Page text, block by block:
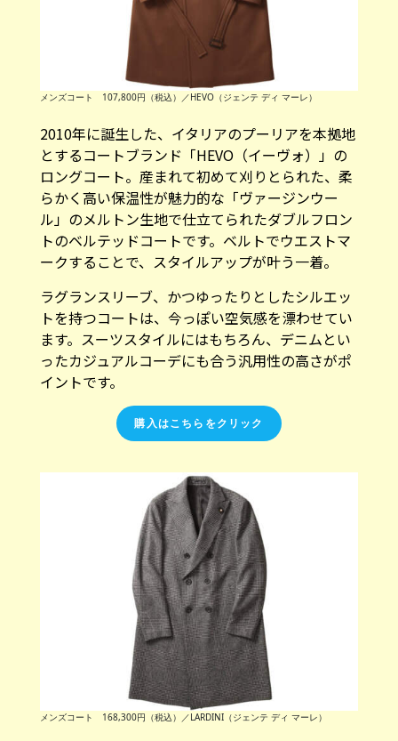
メンズコート 107,800円（税込）／HEVO（ジェンテ ディ マーレ）
2010年に誕生した、イタリアのプーリアを本拠地
とするコートブランド「HEVO（イーヴォ）」の
ロングコート。産まれて初めて刈りとられた、柔
らかく高い保温性が魅力的な「ヴァージンウー
ル」のメルトン生地で仕立てられたダブルフロン
トのベルテッドコートです。ベルトでウエストマ
ークすることで、スタイルアップが叶う一着。
ラグランスリーブ、かつゆったりとしたシルエッ
トを持つコートは、今っぽい空気感を漂わせてい
ます。スーツスタイルにはもちろん、デニムとい
ったカジュアルコーデにも合う汎用性の高さがポ
イントです。
購入はこちらをクリック
メンズコート 168,300円（税込）／LARDINI（ジェンテ ディ マーレ）